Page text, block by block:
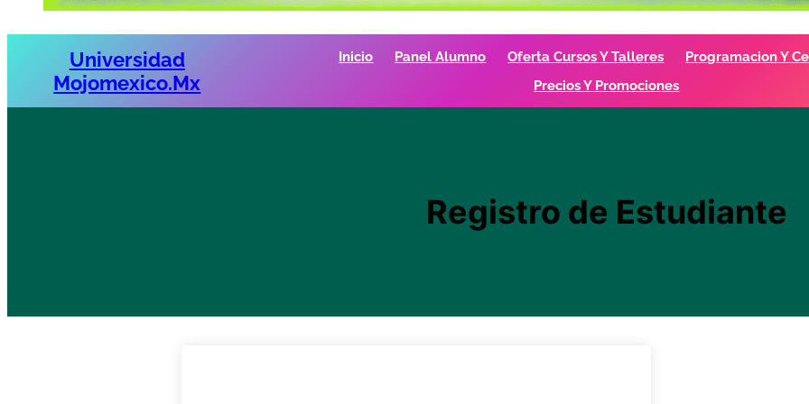
Universidad
Mojomexico.mx
Inicio Panel Alumno Oferta Cursos Y Talleres
Programacion Y
Precios Y Promociones
Registro de Estudiante